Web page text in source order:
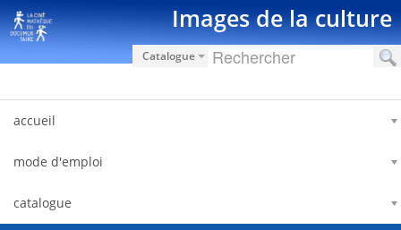
Ugrás a tartalomhoz Images de la culture
Catalogue
accueil
mode d'emploi
catalogue